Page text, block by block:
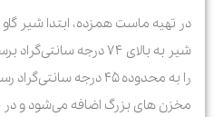
در تهیه ماست همزده، ابتدا شیر
شیر به بالای ۷۴ درجه
را به محدوده ۴۵ درجه
مخزن های بزرگ اضافه می‌شود و